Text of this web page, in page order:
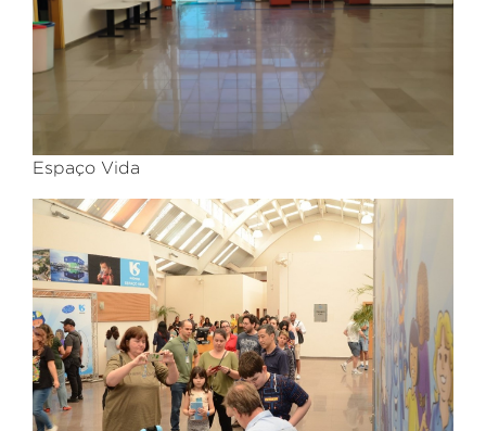
Espaço Vida